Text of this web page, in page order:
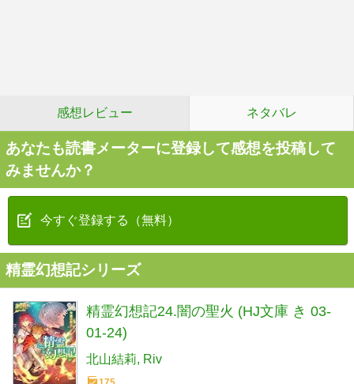
感想レビュー ネタバレ
あなたも読書メーターに登録して感想を投稿して
みませんか？
今すぐ登録する（無料）
精霊幻想記シリーズ
精霊幻想記24.闇の聖火 (HJ文庫 き 03-
01-24)
北山結莉 Riv